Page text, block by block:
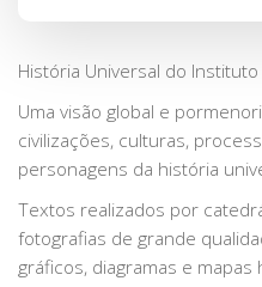
História Universal do
Uma visão global e
civilizações, culturas,
personagens da história
Textos realizados por
fotografias de grande
gráficos, diagramas e mapas